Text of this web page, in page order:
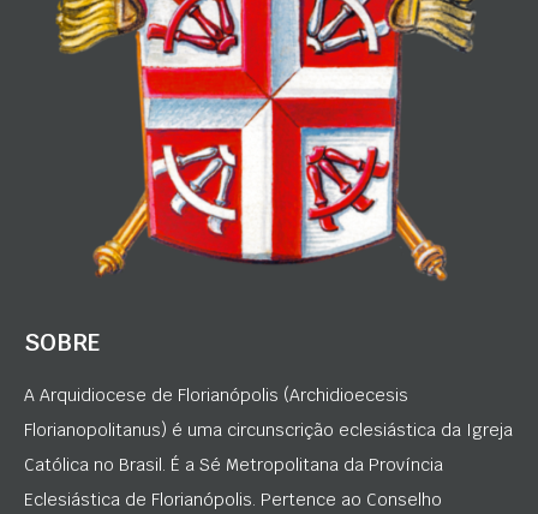
SOBRE
A Arquidiocese de Florianópolis (Archidioecesis
Florianopolitanus) é uma circunscrição eclesiástica da Igreja
Católica no Brasil. É a Sé Metropolitana da Província
Eclesiástica de Florianópolis. Pertence ao Conselho